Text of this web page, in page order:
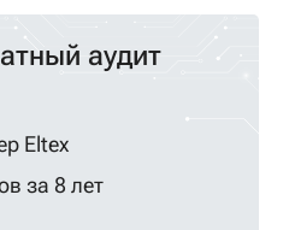
аудит
Eltex
за 8 лет